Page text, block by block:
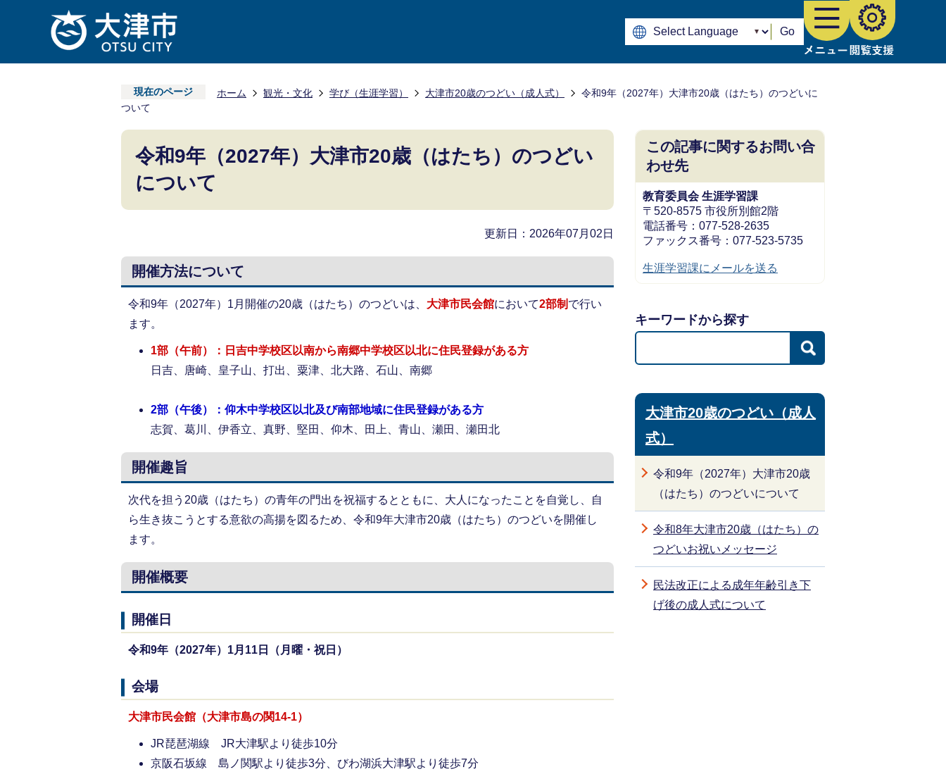
Go
現在のページ ホーム 観光・文化 学び（生涯学習） 大津市20歳のつどい（成人式）
令和9年（2027年）大津市20歳（はたち）のつどいに
ついて
令和9年（2027年）大津市20歳（はたち）のつどい
について
更新日：2026年07月02日
開催方法について
令和9年（2027年）1月開催の20歳（はたち）のつどいは、 大津市民会館において2部制 で行い
ます。
1部（午前）：日吉中学校区以南から南郷中学校区以北に住民登録がある方
日吉、唐崎、皇子山、打出、粟津、北大路、石山、南郷
2部（午後）：仰木中学校区以北及び南部地域に住民登録がある方
志賀、葛川、伊香立、真野、堅田、仰木、田上、青山、瀬田、瀬田北
開催趣旨
次代を担う20歳（はたち）の青年の門出を祝福するとともに、大人になったことを自覚し、自
ら生き抜こうとする意欲の高揚を図るため、令和9年大津市20歳（はたち）のつどいを開催し
ます。
開催概要
開催日
令和9年（2027年）1月11日（月曜・祝日）
会場
大津市民会館（大津市島の関14-1）
JR琵琶湖線 JR大津駅より徒歩10分
京阪石坂線 島ノ関駅より徒歩3分、びわ湖浜大津駅より徒歩7分
この記事に関するお問い合
わせ先
教育委員会 生涯学習課
〒520-8575 市役所別館2階
電話番号：077-528-2635
ファックス番号：077-523-5735
生涯学習課にメールを送る
キーワードから探す
大津市20歳のつどい（成人
式）
令和9年（2027年）大津市20歳
（はたち）のつどいについて
令和8年大津市20歳（はたち）の
つどいお祝いメッセージ
民法改正による成年年齢引き下
げ後の成人式について